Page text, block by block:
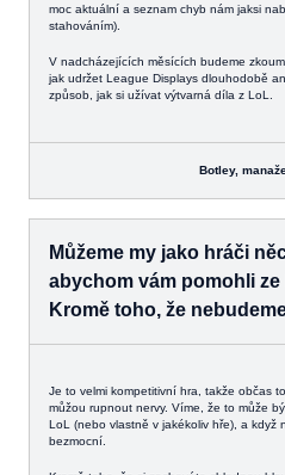
moc aktuální a seznam chyb nám jaksi
stahováním).
V nadcházejících měsících budeme
jak udržet League Displays dlouhodobě
způsob, jak si užívat výtvarná díla z LoL.
Botley,
Můžeme my jako hráči
abychom vám pomohli
Kromě toho, že
Je to velmi kompetitivní hra, takže občas
můžou rupnout nervy. Víme, že to může
LoL (nebo vlastně v jakékoliv hře), a když
bezmocní.